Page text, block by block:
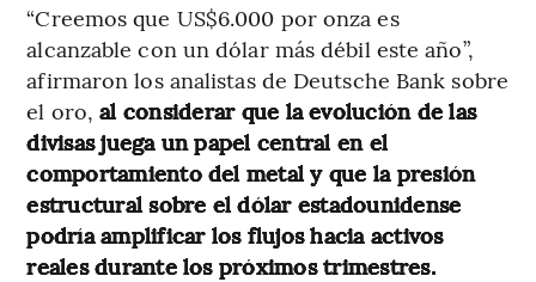
“Creemos que US$6.000 por onza es
alcanzable con un dólar más débil este año”,
afirmaron los analistas de Deutsche Bank sobre
el oro,al considerar que la evolución de las
divisas juega un papel central en el
comportamiento del metal y que la presión
estructural sobre el dólar estadounidense
podría amplificar los flujos hacia activos
reales durante los próximos trimestres.